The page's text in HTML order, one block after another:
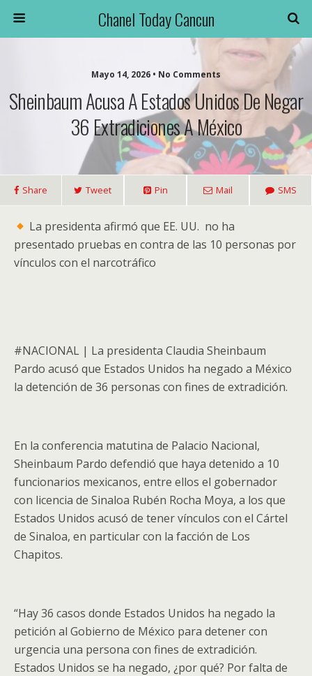
Chanel Today Cancun
Mayo 14, 2026 • No Comments
Sheinbaum Acusa A Estados Unidos De Negar
36 Extradiciones A México
Share Tweet Pin Mail SMS
La presidenta afirmó que EE. UU. no ha
presentado pruebas en contra de las 10 personas por
vínculos con el narcotráfico
#NACIONAL | La presidenta Claudia Sheinbaum
Pardo acusó que Estados Unidos ha negado a México
la detención de 36 personas con fines de extradición.
En la conferencia matutina de Palacio Nacional,
Sheinbaum Pardo defendió que haya detenido a 10
funcionarios mexicanos, entre ellos el gobernador
con licencia de Sinaloa Rubén Rocha Moya, a los que
Estados Unidos acusó de tener vínculos con el Cártel
de Sinaloa, en particular con la facción de Los
Chapitos.
“Hay 36 casos donde Estados Unidos ha negado la
petición al Gobierno de México para detener con
urgencia una persona con fines de extradición.
Estados Unidos se ha negado, ¿por qué? Por falta de